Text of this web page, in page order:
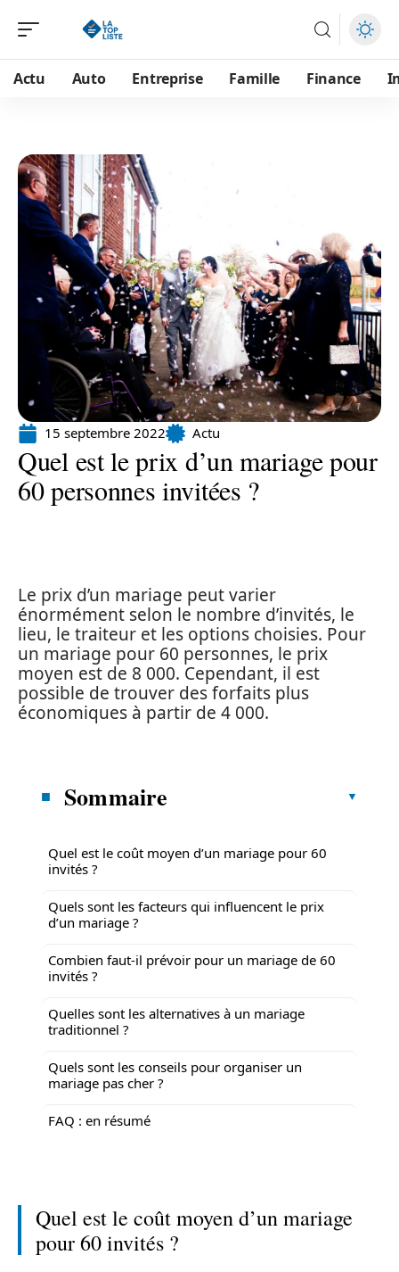
Actu Auto Entreprise Famille Finance
15 septembre 2022 Actu
Quel est le prix d’un mariage pour
60 personnes invitées ?
Le prix d’un mariage peut varier
énormément selon le nombre d’invités, le
lieu, le traiteur et les options choisies. Pour
un mariage pour 60 personnes, le prix
moyen est de 8 000. Cependant, il est
possible de trouver des forfaits plus
économiques à partir de 4 000.
Sommaire
Quel est le coût moyen d’un mariage pour 60
invités ?
Quels sont les facteurs qui influencent le prix
d’un mariage ?
Combien faut-il prévoir pour un mariage de 60
invités ?
Quelles sont les alternatives à un mariage
traditionnel ?
Quels sont les conseils pour organiser un
mariage pas cher ?
FAQ : en résumé
Quel est le coût moyen d’un mariage
pour 60 invités ?